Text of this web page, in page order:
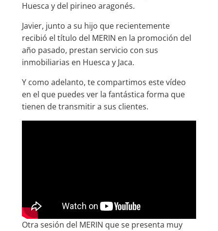
Huesca y del pirineo aragonés.
Javier, junto a su hijo que recientemente
recibió el título del MERIN en la promoción del
año pasado, prestan servicio con sus
inmobiliarias en Huesca y Jaca.
Y como adelanto, te compartimos este vídeo
en el que puedes ver la fantástica forma que
tienen de transmitir a sus clientes.
Otra sesión del MERIN que se presenta muy